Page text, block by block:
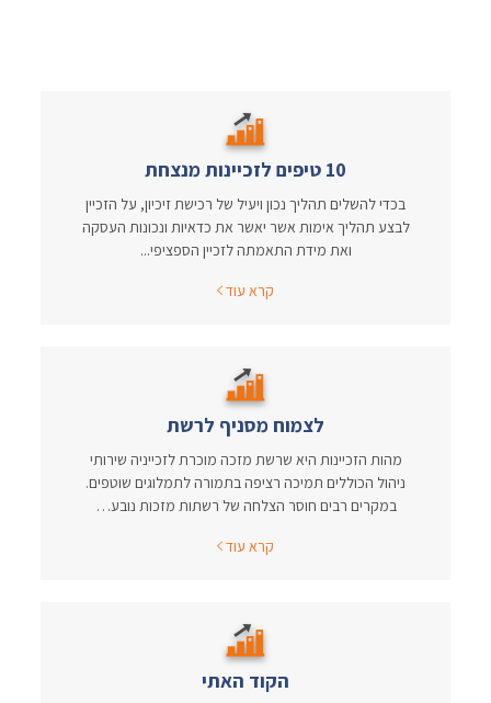
10 טיפים לזכיינות מנצחת
בכדי להשלים תהליך נכון ויעיל של רכישת זיכיון, על הזכיין
לבצע תהליך אימות אשר יאשר את כדאיות ונכונות העסקה
ואת מידת התאמתה לזכיין הספציפי...
קרא עוד
לצמוח מסניף לרשת
מהות הזכיינות היא שרשת מזכה מוכרת לזכייניה שירותי
ניהול הכוללים תמיכה רציפה בתמורה לתמלוגים שוטפים.
במקרים רבים חוסר הצלחה של רשתות מזכות נובע…
קרא עוד
הקוד האתי